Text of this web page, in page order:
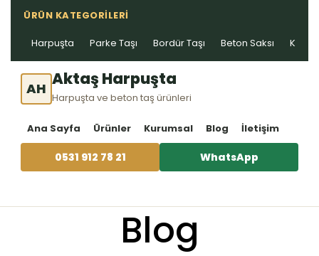
ÜRÜN KATEGORILERI
Harpuşta Parke Taşı Bordür Taşı Beton Saksı Kablo
AH Aktaş Harpuşta
Harpuşta ve beton taş ürünleri
Ana Sayfa Ürünler Kurumsal Blog İletişim
0531 912 78 21 WhatsApp
Blog